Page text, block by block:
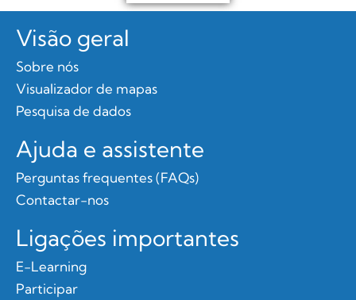
Visão geral
Sobre nós
Visualizador de mapas
Pesquisa de dados
Ajuda e assistente
Perguntas frequentes (FAQs)
Contactar-nos
Ligações importantes
E-Learning
Participar